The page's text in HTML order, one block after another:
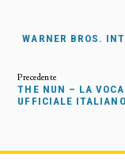
WARNER BROS.
THE NUN – LA
UFFICIALE